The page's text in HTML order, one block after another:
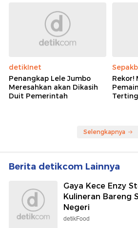
detikInet
Penangkap Lele Jumbo
Meresahkan akan Dikasih
Duit Pemerintah
Rekor!
Selengkapnya
Berita detikcom Lainnya
Gaya Kece Enzy
Kulineran Bareng
Negeri
detikFood